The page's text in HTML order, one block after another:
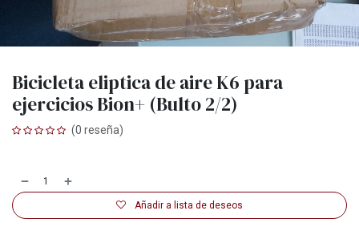
Bicicleta eliptica de aire K6 para
ejercicios Bion+ (Bulto 2/2)
(0 reseña)
Añadir a lista de deseos